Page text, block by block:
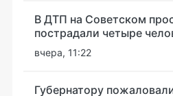
В ДТП на Советском
пострадали четыре
вчера, 11:22
Губернатору